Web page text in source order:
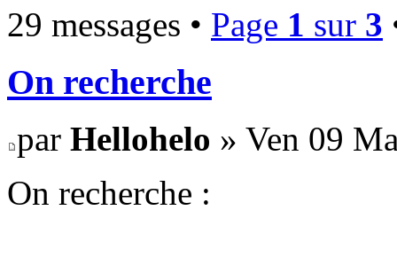
29 messages • Page 1 sur 3
On recherche
par Hellohelo » Ven 09
On recherche :